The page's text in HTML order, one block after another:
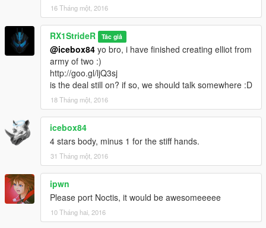
16 Tháng một, 2016
RX1StrideR Tác giả
@icebox84 yo bro, i have finished creating elliot from
army of two :)
http://goo.gl/ljQ3sj
is the deal still on? if so, we should talk somewhere :D
18 Tháng một, 2016
icebox84
4 stars body, minus 1 for the stiff hands.
31 Tháng một, 2016
ipwn
Please port Noctis, it would be awesomeeeee
10 Tháng hai, 2016